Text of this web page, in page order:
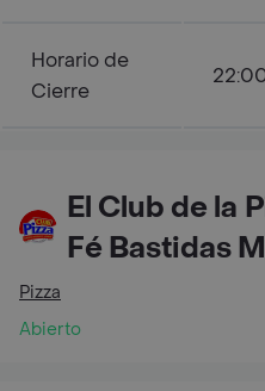
Horario de
Cierre
El Club de la
Fé Bastidas
Pizza
Abierto